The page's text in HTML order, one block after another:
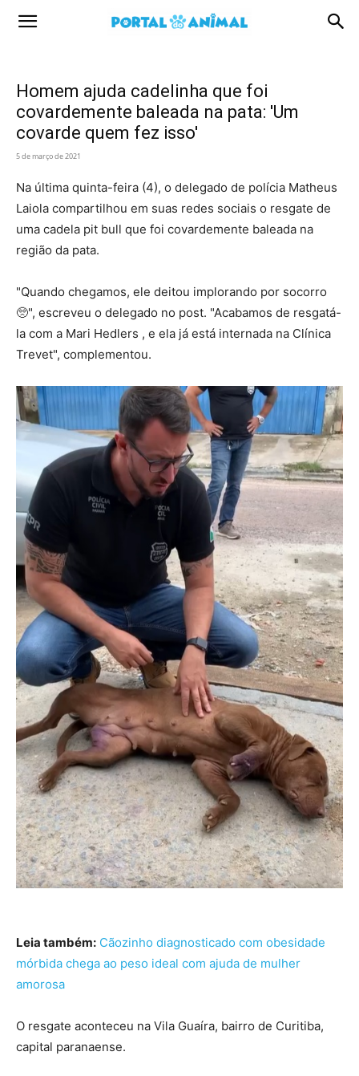
Portal
Homem ajuda cadelinha que foi
covardemente baleada na pata: 'Um
covarde quem fez isso'
5 de março de 2021
Na última quinta-feira (4), o delegado de polícia Matheus
Laiola compartilhou em suas redes sociais o resgate de
uma cadela pit bull que foi covardemente baleada na
região da pata.
"Quando chegamos, ele deitou implorando por socorro
🥺", escreveu o delegado no post. "Acabamos de resgatá-
la com a Mari Hedlers , e ela já está internada na Clínica
Trevet", complementou.
Leia também: Cãozinho diagnosticado com obesidade
mórbida chega ao peso ideal com ajuda de mulher
amorosa
O resgate aconteceu na Vila Guaíra, bairro de Curitiba,
capital paranaense.